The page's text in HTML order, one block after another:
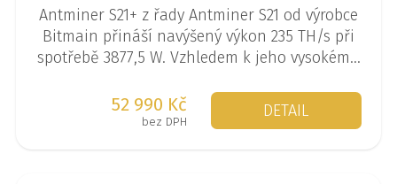
Antminer S21+ z řady Antminer S21 od výrobce
Bitmain přináší navýšený výkon 235 TH/s při
spotřebě 3877,5 W. Vzhledem k jeho vysokému
stroj vhodný pro domácí provoz, ale
představuje ideální volbu pro umístění do
52 990 Kč
bez DPH
DETAIL